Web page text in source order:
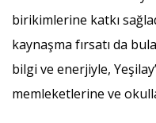
birikimlerine katkı
kaynaşma fırsatı da
bilgi ve enerjiyle,
memleketlerine ve